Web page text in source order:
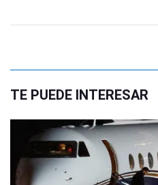
TE PUEDE INTERESAR